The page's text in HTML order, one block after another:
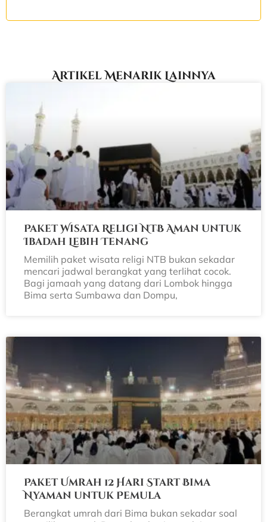
Artikel Menarik Lainnya
Paket Wisata Religi NTB Aman untuk
Ibadah Lebih Tenang
Memilih paket wisata religi NTB bukan sekadar
mencari jadwal berangkat yang terlihat cocok.
Bagi jamaah yang datang dari Lombok hingga
Bima serta Sumbawa dan Dompu,
Paket Umrah 12 Hari Start Bima
Nyaman untuk Pemula
Berangkat umrah dari Bima bukan sekadar soal